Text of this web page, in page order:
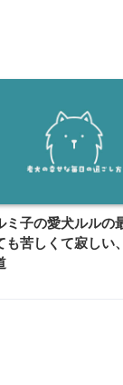
ミ子の愛犬ルルの
も苦しくて寂しい